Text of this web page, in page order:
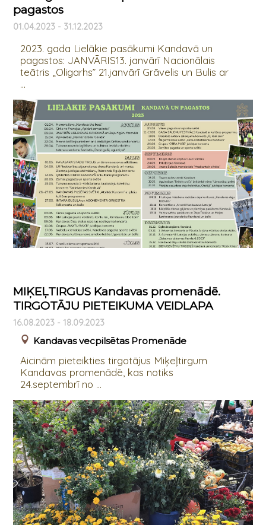
pagastos
01.04.2023 - 31.12.2023
2023. gada Lielākie pasākumi Kandavā un
pagastos: JANVĀRIS13. janvārī Nacionālais
teātris „Oligarhs” 21.janvārī Grāvelis un Bulis ar
...
MIĶEĻTIRGUS Kandavas promenādē.
TIRGOTĀJU PIETEIKUMA VEIDLAPA
16.08.2023 - 18.09.2023
Kandavas vecpilsētas Promenāde
Aicinām pieteikties tirgotājus Miķeļtirgum
Kandavas promenādē, kas notiks
24.septembrī no ...